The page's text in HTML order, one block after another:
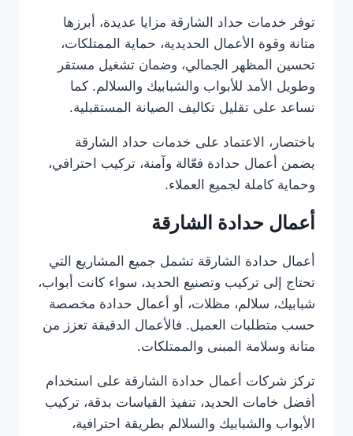
توفر خدمات حداد الشارقة مزايا عديدة، أبرزها
متانة وقوة الأعمال الحديدية، حماية الممتلكات،
تحسين المظهر الجمالي، وضمان تشغيل مستقر
وطويل الأمد للأبواب والشبابيك والسلالم. كما
تساعد على تقليل تكاليف الصيانة المستقبلية.
باختصار، الاعتماد على خدمات حداد الشارقة
يضمن أعمال حدادة فعّالة وآمنة، تركيب احترافي،
وحماية كاملة لجميع العملاء.
أعمال حدادة الشارقة
أعمال حدادة الشارقة تشمل جميع المشاريع التي
تحتاج إلى تركيب وتصنيع الحديد، سواء كانت أبواب،
شبابيك، سلالم، مظلات، أو أعمال حدادة مخصصة
حسب متطلبات العميل. فالأعمال الدقيقة تعزز من
متانة وسلامة المبنى والممتلكات.
تركز شركات أعمال حدادة الشارقة على استخدام
أفضل خامات الحديد، تنفيذ القياسات بدقة، تركيب
الأبواب والشبابيك والسلالم بطريقة احترافية،